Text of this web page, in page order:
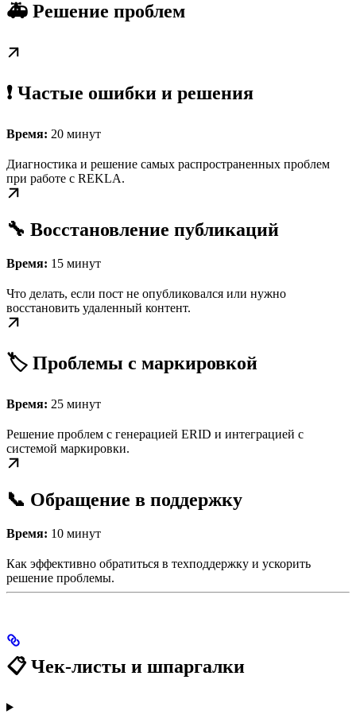
🚑 Решение проблем
❗ Частые ошибки и решения
Время: 20 минут
Диагностика и решение самых распространенных проблем
при работе с REKLA.
🔧 Восстановление публикаций
Время: 15 минут
Что делать, если пост не опубликовался или нужно
восстановить удаленный контент.
🏷️ Проблемы с маркировкой
Время: 25 минут
Решение проблем с генерацией ERID и интеграцией с
системой маркировки.
📞 Обращение в поддержку
Время: 10 минут
Как эффективно обратиться в техподдержку и ускорить
решение проблемы.
📋 Чек-листы и шпаргалки